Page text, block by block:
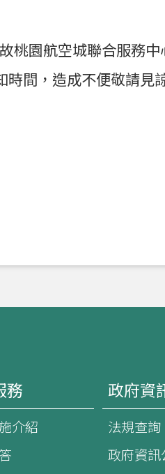
桃園航空城聯合服務中
間，造成不便敬請見
務
介紹
政府資
法規查詢
政府資訊